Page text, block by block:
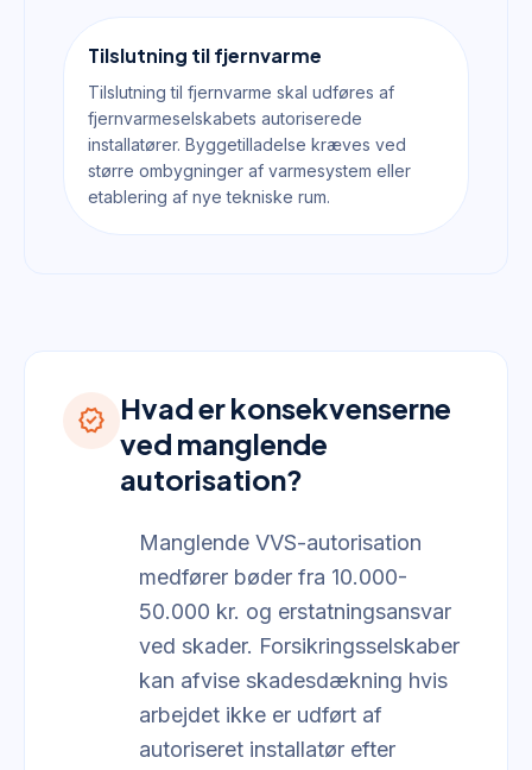
Tilslutning til fjernvarme
Tilslutning til fjernvarme skal udføres af
fjernvarmeselskabets autoriserede
installatører. Byggetilladelse kræves ved
større ombygninger af varmesystem eller
etablering af nye tekniske rum.
verified Hvad er konsekvenserne
ved manglende
autorisation?
Manglende VVS-autorisation
medfører bøder fra 10.000-
50.000 kr. og erstatningsansvar
ved skader. Forsikringsselskaber
kan afvise skadesdækning hvis
arbejdet ikke er udført af
autoriseret installatør efter